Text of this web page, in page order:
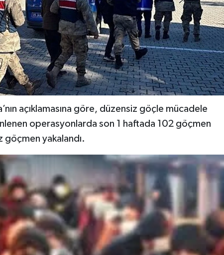
açıklamasına göre, düzensiz göçle mücadele
operasyonlarda son 1 haftada 102 göçmen
göçmen yakalandı.